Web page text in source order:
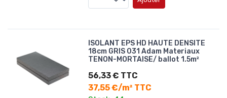
ISOLANT EPS HD HAUTE DENSITE
18cm GRIS 031 Adam Materiaux
TENON-MORTAISE/ ballot 1.5m²
56,33 € TTC
37,55 €/m² TTC